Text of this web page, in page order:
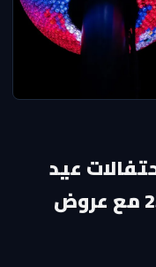
عيد
الاستقلال الأمريكي الـ250 مع عروض